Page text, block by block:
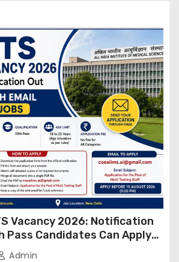
Vacancy 2026: Notification
Pass Candidates Can Apply
Admin